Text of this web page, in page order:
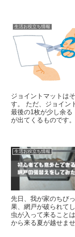
生活お役立ち情報
ジョイントマットは
す。 ただ、ジョイン
最後の1枚が少し余
が出てくるものです
生活お役立ち情報
先日、我が家のちび
果、網戸が破られて
虫が入って来ること
から来る夏が越せま